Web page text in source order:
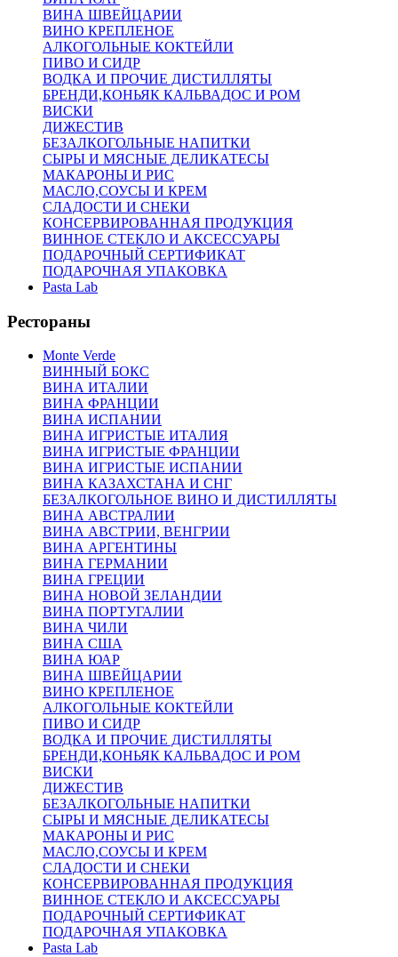
ВИНА ШВЕЙЦАРИИ
ВИНО КРЕПЛЕНОЕ
АЛКОГОЛЬНЫЕ КОКТЕЙЛИ
ПИВО И СИДР
ВОДКА И ПРОЧИЕ ДИСТИЛЛЯТЫ
БРЕНДИ,КОНЬЯК КАЛЬВАДОС И РОМ
ВИСКИ
ДИЖЕСТИВ
БЕЗАЛКОГОЛЬНЫЕ НАПИТКИ
СЫРЫ И МЯСНЫЕ ДЕЛИКАТЕСЫ
МАКАРОНЫ И РИС
МАСЛО,СОУСЫ И КРЕМ
СЛАДОСТИ И СНЕКИ
КОНСЕРВИРОВАННАЯ ПРОДУКЦИЯ
ВИННОЕ СТЕКЛО И АКСЕССУАРЫ
ПОДАРОЧНЫЙ СЕРТИФИКАТ
ПОДАРОЧНАЯ УПАКОВКА
Pasta Lab
Рестораны
Monte Verde
ВИННЫЙ БОКС
ВИНА ИТАЛИИ
ВИНА ФРАНЦИИ
ВИНА ИСПАНИИ
ВИНА ИГРИСТЫЕ ИТАЛИЯ
ВИНА ИГРИСТЫЕ ФРАНЦИИ
ВИНА ИГРИСТЫЕ ИСПАНИИ
ВИНА КАЗАХСТАНА И СНГ
БЕЗАЛКОГОЛЬНОЕ ВИНО И ДИСТИЛЛЯТЫ
ВИНА АВСТРАЛИИ
ВИНА АВСТРИИ, ВЕНГРИИ
ВИНА АРГЕНТИНЫ
ВИНА ГЕРМАНИИ
ВИНА ГРЕЦИИ
ВИНА НОВОЙ ЗЕЛАНДИИ
ВИНА ПОРТУГАЛИИ
ВИНА ЧИЛИ
ВИНА США
ВИНА ЮАР
ВИНА ШВЕЙЦАРИИ
ВИНО КРЕПЛЕНОЕ
АЛКОГОЛЬНЫЕ КОКТЕЙЛИ
ПИВО И СИДР
ВОДКА И ПРОЧИЕ ДИСТИЛЛЯТЫ
БРЕНДИ,КОНЬЯК КАЛЬВАДОС И РОМ
ВИСКИ
ДИЖЕСТИВ
БЕЗАЛКОГОЛЬНЫЕ НАПИТКИ
СЫРЫ И МЯСНЫЕ ДЕЛИКАТЕСЫ
МАКАРОНЫ И РИС
МАСЛО,СОУСЫ И КРЕМ
СЛАДОСТИ И СНЕКИ
КОНСЕРВИРОВАННАЯ ПРОДУКЦИЯ
ВИННОЕ СТЕКЛО И АКСЕССУАРЫ
ПОДАРОЧНЫЙ СЕРТИФИКАТ
ПОДАРОЧНАЯ УПАКОВКА
Pasta Lab